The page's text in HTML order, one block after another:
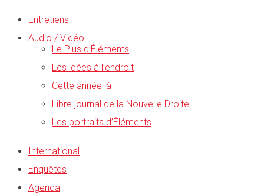
Entretiens
Audio / Vidéo
Le Plus d’Éléments
Les idées à l’endroit
Cette année là
Libre journal de la Nouvelle Droite
Les portraits d’Éléments
International
Enquêtes
Agenda